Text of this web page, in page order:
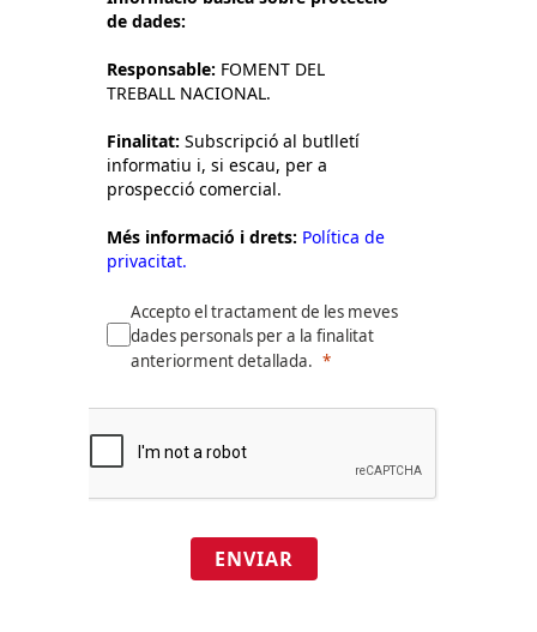
de dades:
Responsable: FOMENT DEL
TREBALL NACIONAL.
Finalitat: Subscripció al butlletí
informatiu i, si escau, per a
prospecció comercial.
Més informació i drets: Política de
privacitat.
Accepto el tractament de les meves
dades personals per a la finalitat
anteriorment detallada.
ENVIAR